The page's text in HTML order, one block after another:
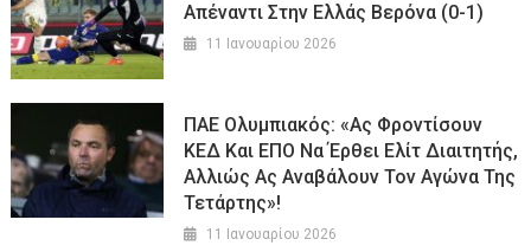
Απέναντι Στην Ελλάς Βερόνα (0-1)
11 Ιανουαρίου 2026
ΠΑΕ Ολυμπιακός: «Ας Φροντίσουν
ΚΕΔ Και ΕΠΟ Να Έρθει Ελίτ Διαιτητής,
Αλλιώς Ας Αναβάλουν Τον Αγώνα Της
Τετάρτης»!
11 Ιανουαρίου 2026